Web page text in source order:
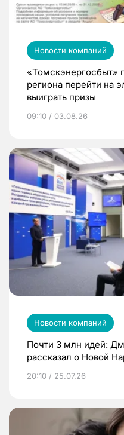
Новости компаний
«Томскэнергосбыт»
региона перейти на
выиграть призы
09:10 / 03.08.26
Новости компаний
Почти 3 млн идей:
рассказал о Новой
20:10 / 25.07.26